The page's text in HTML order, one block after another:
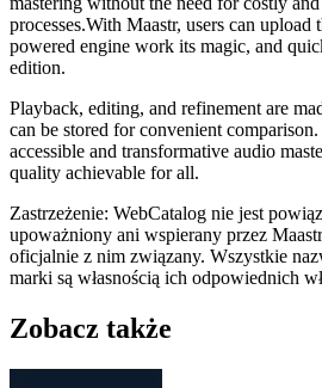
processes.With Maastr, users can
powered engine work its magic, and
edition.
Playback, editing, and refinement are
can be stored for convenient
accessible and transformative audio
quality achievable for all.
Zastrzeżenie: WebCatalog nie jest
upoważniony ani wspierany przez
oficjalnie z nim związany. Wszystkie
marki są własnością ich odpowiednich
Zobacz także